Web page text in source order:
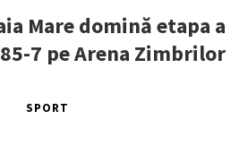
Mare domină etapa a
85-7 pe Arena Zimbrilor
SPORT